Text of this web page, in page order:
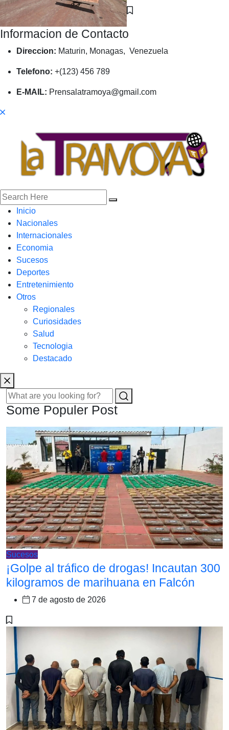
Informacion de Contacto
Direccion: Maturin, Monagas, Venezuela
Telefono: +(123) 456 789
E-MAIL: Prensalatramoya@gmail.com
Inicio
Nacionales
Internacionales
Economia
Sucesos
Deportes
Entretenimiento
Otros
Regionales
Curiosidades
Salud
Tecnologia
Destacado
Some Populer Post
Sucesos
¡Golpe al tráfico de drogas! Incautan 300
kilogramos de marihuana en Falcón
7 de agosto de 2026